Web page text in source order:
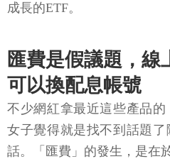
成長的ETF。
匯費是假議題，線
可以換配息帳號
不少網紅拿最近這些產品
女子覺得就是找不到話題
話。「匯費」的發生，是在